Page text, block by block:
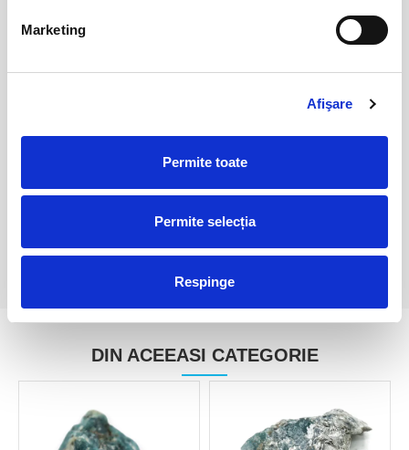
Marketing
Afişare
Permite toate
Permite selecția
Respinge
DIN ACEEASI CATEGORIE